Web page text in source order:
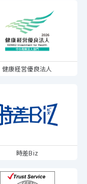
健康経営優良法人
時差Biz